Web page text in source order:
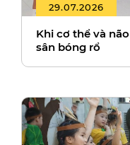
29.07.2026
Khi cơ thể và
sân bóng rổ